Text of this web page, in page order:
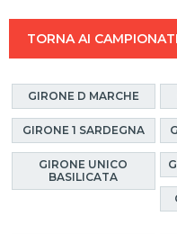
TORNA AI CAMPIONATI
GIRONE D MARCHE
GIRONE 1 SARDEGNA
GIRONE UNICO
BASILICATA